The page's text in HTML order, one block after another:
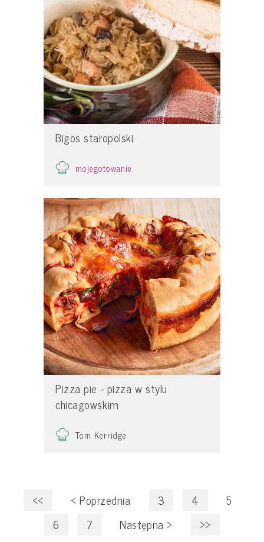
Bigos staropolski
mojegotowanie
Pizza pie - pizza w stylu
chicagowskim
Tom Kerridge
<< < Poprzednia 3 4
5
6
7 Następna> >>